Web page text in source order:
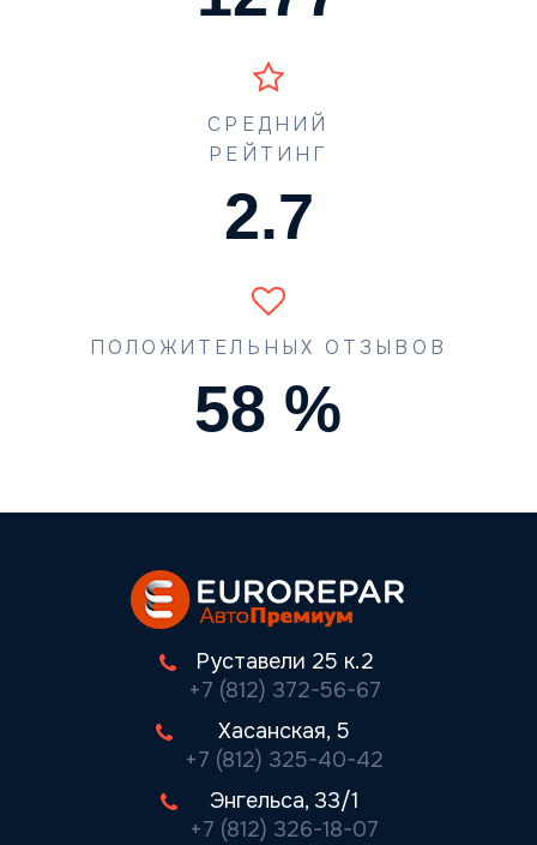
СРЕДНИЙ
РЕЙТИНГ
3.3
ПОЛОЖИТЕЛЬНЫХ ОТЗЫВОВ
71 %
Руставели 25 к.2
+7 (812) 372-56-67
Хасанская, 5
+7 (812) 325-40-42
Энгельса, 33/1
+7 (812) 326-18-07